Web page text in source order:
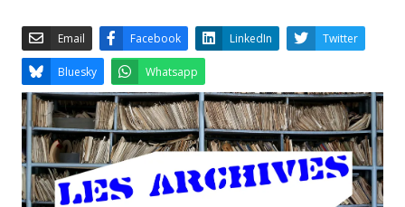
Email Facebook LinkedIn
Bluesky Whatsapp